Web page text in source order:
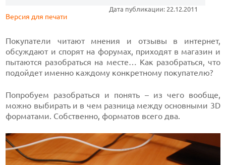
Дата публикации: 22.12.2011
Версия для печати
Покупатели читают мнения и отзывы в интернет,
обсуждают и спорят на форумах, приходят в магазин и
пытаются разобраться на месте… Как разобраться, что
подойдет именно каждому конкретному покупателю?
Попробуем разобраться и понять – из чего вообще,
можно выбирать и в чем разница между основными 3D
форматами. Собственно, форматов всего два.